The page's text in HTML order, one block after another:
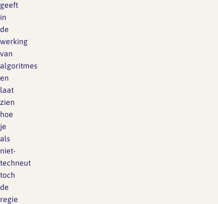
geeft
in
de
werking
van
algoritmes
en
laat
zien
hoe
je
als
niet-
techneut
toch
de
regie